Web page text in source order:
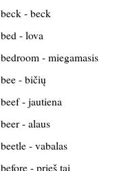
beck - beck
bed - lova
bedroom - miegamasis
bee - bičių
beef - jautiena
beer - alaus
beetle - vabalas
before - prieš tai